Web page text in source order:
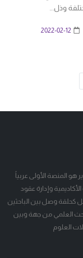
وذل...
2022-02-12
هو المنصة الأولى عربياً
وإدارة عقود
كحلقة وصل بين الباحثين
العلمي من جهة وبين
العلوم